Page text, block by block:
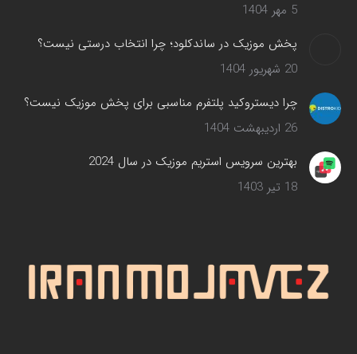
5 مهر 1404
پخش موزیک در ساندکلود؛ چرا انتخاب درستی نیست؟
20 شهریور 1404
چرا دیستروکید پلتفرم مناسبی برای پخش موزیک نیست؟
26 اردیبهشت 1404
بهترین سرویس‌ استریم موزیک در سال 2024
18 تیر 1403